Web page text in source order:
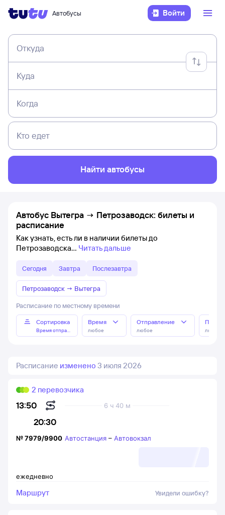
Автобусы Войти
Откуда
Куда
Когда
Кто едет
Найти автобусы
Автобус Вытегра → Петрозаводск: билеты и
расписание
Как узнать, есть ли в наличии билеты до
Петрозаводска
Читать дальше
Сегодня Завтра Послезавтра
Петрозаводск → Вытегра
Расписание по местному времени
Сортировка
Время отправления
Время
любое
Отправление
любое любое
Расписание изменено 3 июля 2026
13:50
20:30
6 ч 40 м
2 перевозчика
ежедневно
№7979/9900 Автостанция – Автовокзал
Маршрут Увидели ошибку?